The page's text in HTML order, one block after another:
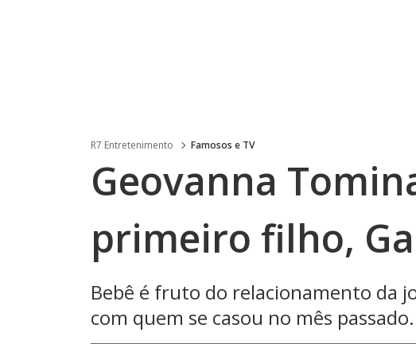
R7 Entretenimento Famosos e TV
Geovanna
primeiro filho,
Bebê é fruto do relacionamento da
com quem se casou no mês